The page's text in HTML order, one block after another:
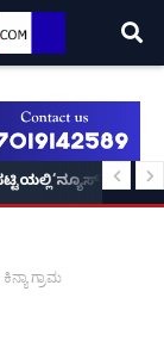
‘ಭಕ್ತ
ಗ್ರಾಮ